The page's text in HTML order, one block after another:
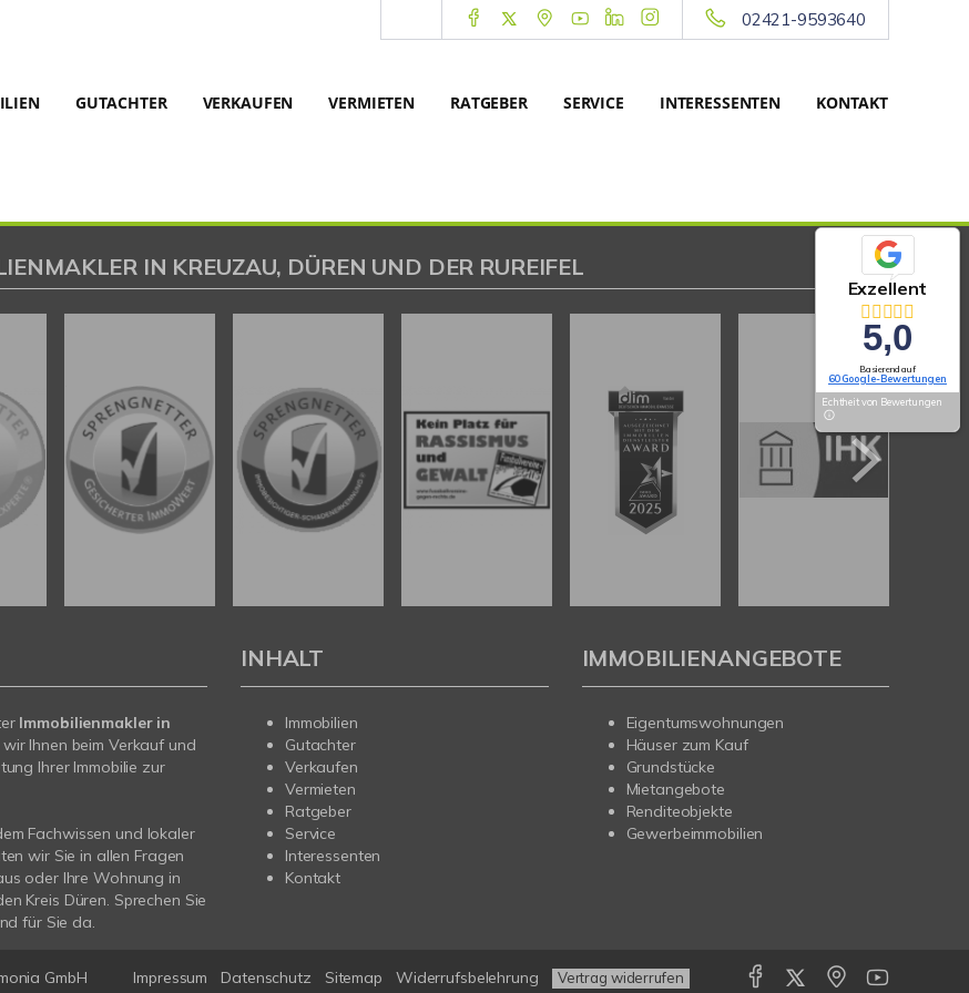
02421-9593640
GUTACHTER VERKAUFEN VERMIETEN RATGEBER SERVICE INTERESSENTEN KONTAKT
Exzellent
5,0
Basierend auf
60 Google-Bewertungen
Echtheit von Bewertungen
IN KREUZAU, DÜREN UND DER RUREIFEL
Immobilienmakler in
Ihnen beim Verkauf und
Ihrer Immobilie zur
Fachwissen und lokaler
wir Sie in allen Fragen
oder Ihre Wohnung in
Kreis Düren. Sprechen Sie
für Sie da.
INHALT
Immobilien
Gutachter
Verkaufen
Vermieten
Ratgeber
Service
Interessenten
Kontakt
IMMOBILIENANGEBOTE
Eigentumswohnungen
Häuser zum Kauf
Grundstücke
Mietangebote
Renditeobjekte
Gewerbeimmobilien
GmbH Impressum Datenschutz Sitemap Widerrufsbelehrung Vertrag widerrufen